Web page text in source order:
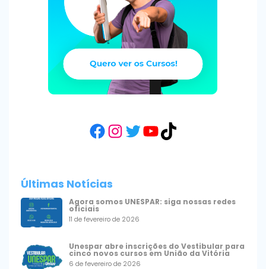
Facebook
Instagram
Twitter
YouTube
TikTok
Últimas Notícias
Agora somos UNESPAR: siga nossas redes
oficiais
11 de fevereiro de 2026
Unespar abre inscrições do Vestibular para
cinco novos cursos em União da Vitória
6 de fevereiro de 2026